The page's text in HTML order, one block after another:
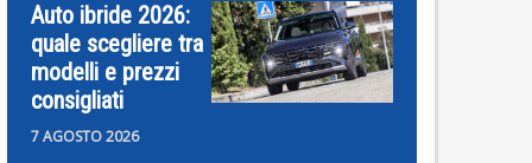
Auto ibride 2026:
quale scegliere tra
modelli e prezzi
consigliati
7 AGOSTO 2026